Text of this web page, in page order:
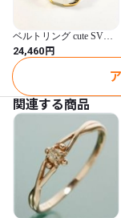
ベルトリング cute SV
8mm
24,460円
関連する商品